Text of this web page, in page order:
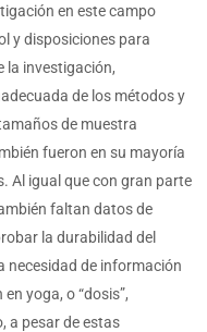
en este campo
y disposiciones para
la investigación,
de los métodos y
de muestra
fueron en su mayoría
Al igual que con gran parte
faltan datos de
la durabilidad del
necesidad de información
yoga, o “dosis”,
a pesar de estas